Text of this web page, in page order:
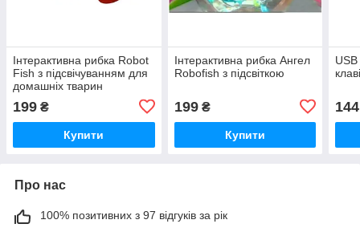
Інтерактивна рибка Robot
Fish з підсвічуванням для
домашніх тварин
199 ₴
Купити
Інтерактивна рибка Ангел
Robofish з підсвіткою
199₴
Купити
USB
144
Про нас
100% позитивних з 97 відгуків за рік